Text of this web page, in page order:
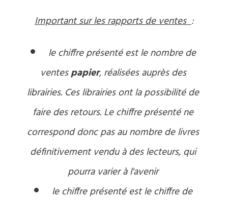
Important sur les rapports de ventes:
le chiffre présenté est le nombre de
ventespapier, réalisées auprès des
librairies. Ces librairies ont la possibilité de
faire des retours. Le chiffre présenté ne
correspond donc pas au nombre de livres
définitivement vendu à des lecteurs, qui
pourra varier à l'avenir
le chiffre présenté estle chiffre de